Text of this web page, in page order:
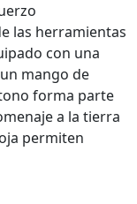
las herramientas
con una
mango de
forma parte
a la tierra
permiten